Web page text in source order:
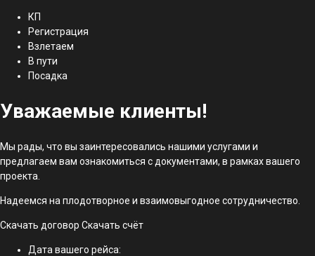
КП
Регистрация
Взлетаем
В пути
Посадка
Уважаемые клиенты!
Мы рады, что вы заинтересовались нашими услугами и
предлагаем вам ознакомиться с документами, в рамках вашего
проекта.
Надеемся на плодотворное и взаимовыгодное сотрудничество.
Скачать договор Скачать счёт
Дата вашего рейса: